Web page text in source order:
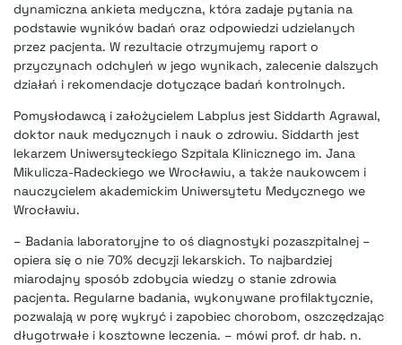
dynamiczna ankieta medyczna, która zadaje pytania na
podstawie wyników badań oraz odpowiedzi udzielanych
przez pacjenta. W rezultacie otrzymujemy raport o
przyczynach odchyleń w jego wynikach, zalecenie dalszych
działań i rekomendacje dotyczące badań kontrolnych.
Pomysłodawcą i założycielem Labplus jest Siddarth Agrawal,
doktor nauk medycznych i nauk o zdrowiu. Siddarth jest
lekarzem Uniwersyteckiego Szpitala Klinicznego im. Jana
Mikulicza-Radeckiego we Wrocławiu, a także naukowcem i
nauczycielem akademickim Uniwersytetu Medycznego we
Wrocławiu.
– Badania laboratoryjne to oś diagnostyki pozaszpitalnej –
opiera się o nie 70% decyzji lekarskich. To najbardziej
miarodajny sposób zdobycia wiedzy o stanie zdrowia
pacjenta. Regularne badania, wykonywane profilaktycznie,
pozwalają w porę wykryć i zapobiec chorobom, oszczędzając
długotrwałe i kosztowne leczenia. – mówi prof. dr hab. n.